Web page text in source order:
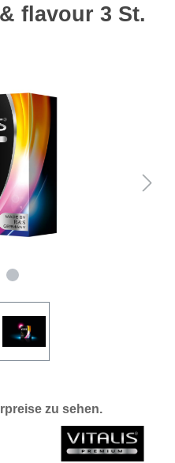
flavour 3 St.
zu sehen.